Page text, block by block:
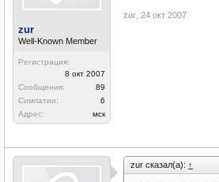
zur
Well-Known Member
Регистрация:
8 окт 2007
Сообщения:
89
Симпатии:
6
Адрес:
мск
zur 24 окт 2007
zur сказал(а): ↑